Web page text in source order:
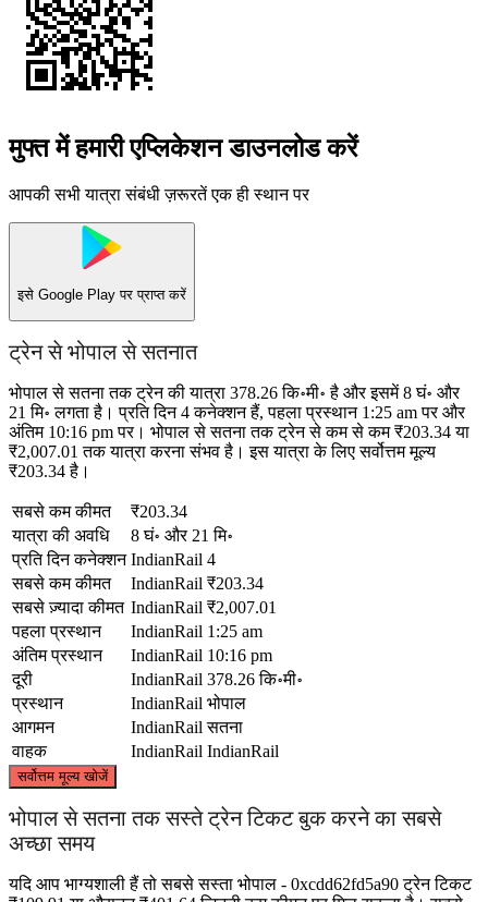
मुफ्त में हमारी एप्लिकेशन डाउनलोड करें
आपकी सभी यात्रा संबंधी ज़रूरतें एक ही स्थान पर
इसे Google Play पर प्राप्त करें
ट्रेन से भोपाल से सतनात
भोपाल से सतना तक ट्रेन की यात्रा 378.26 कि॰मी॰ है और इसमें 8 घं॰ और
21 मि॰ लगता है। प्रति दिन 4 कनेक्शन हैं, पहला प्रस्थान 1:25 am पर और
अंतिम 10:16 pm पर। भोपाल से सतना तक ट्रेन से कम से कम ₹203.34 या
₹2,007.01 तक यात्रा करना संभव है। इस यात्रा के लिए सर्वोत्तम मूल्य
₹203.34 है।
सबसे कम कीमत
₹203.34
यात्रा की अवधि
8 घं॰ और 21 मि॰
प्रति दिन कनेक्शन IndianRail 4
सबसे कम कीमत
IndianRail ₹203.34
सबसे ज़्यादा कीमत IndianRail ₹2,007.01
पहला प्रस्थान
IndianRail 1:25 am
अंतिम प्रस्थान
IndianRail 10:16 pm
दूरी
IndianRail 378.26 कि॰मी॰
प्रस्थान
IndianRail भोपाल
आगमन
IndianRail सतना
वाहक
IndianRail IndianRail
सर्वोत्तम मूल्य खोजें
©CARTO
भोपाल से सतना तक सस्ते ट्रेन टिकट बुक करने का सबसे
अच्छा समय
यदि आप भाग्यशाली हैं तो सबसे सस्ता भोपाल - 0xcdd62fd5a90 ट्रेन टिकट